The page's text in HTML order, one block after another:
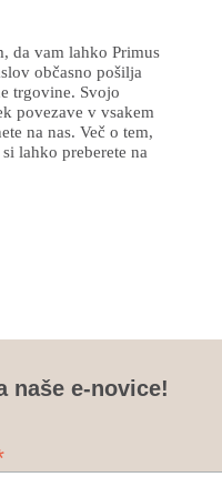
da vam lahko Primus
občasno pošilja
trgovine. Svojo
povezave v vsakem
na nas. Več o tem,
lahko preberete na
naše e-novice!